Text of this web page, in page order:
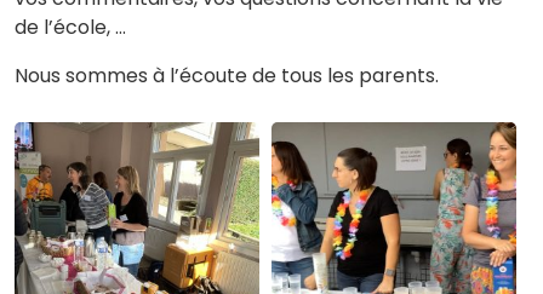
de l’école, …
Nous sommes à l’écoute de tous les parents.